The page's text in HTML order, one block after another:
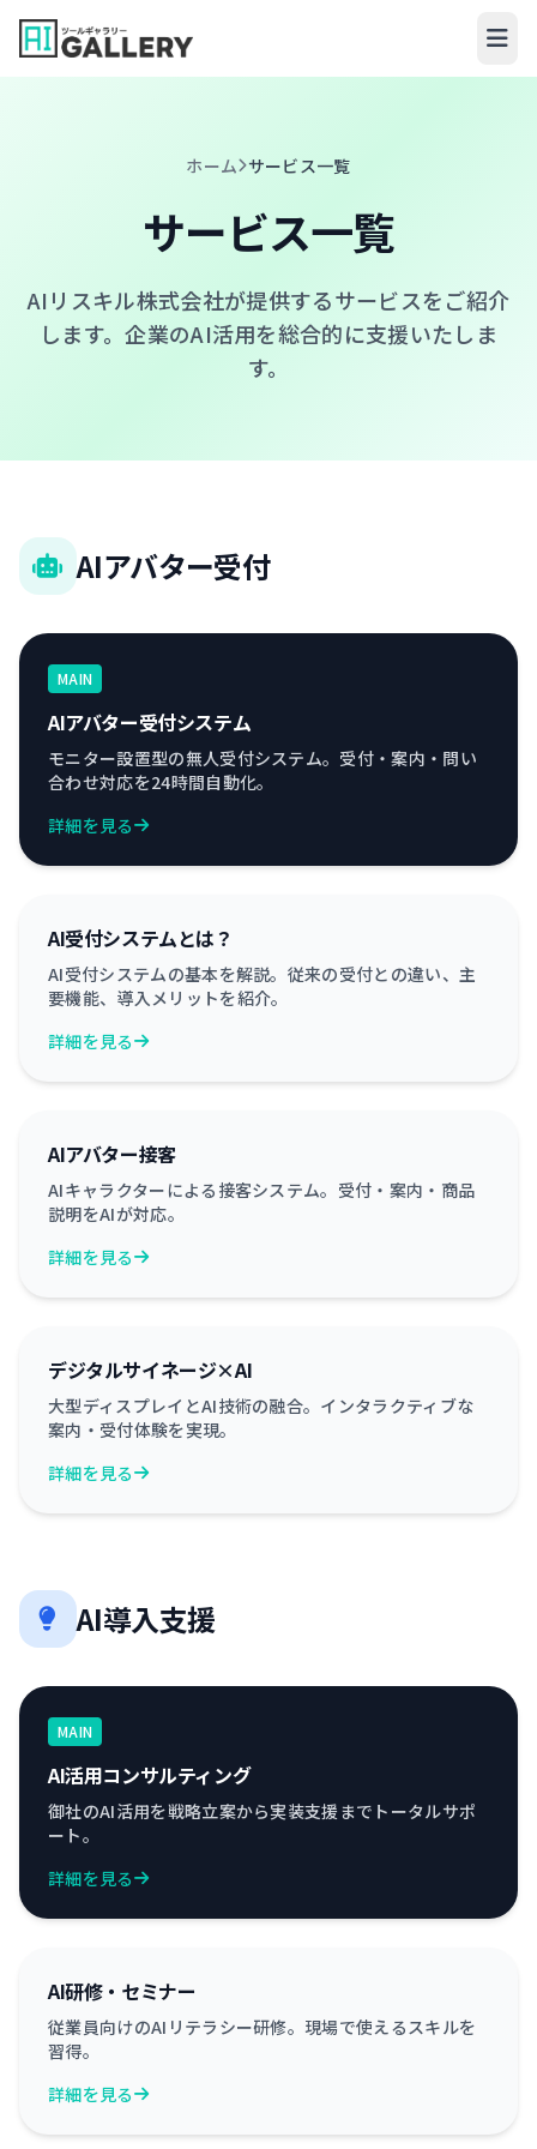
コンテンツへスキップ
ホーム サービス一覧
サービス一覧
AIリスキル株式会社が提供するサービスをご紹介
します。企業のAI活用を総合的に支援いたしま
す。
AIアバター受付
MAIN
AIアバター受付システム
モニター設置型の無人受付システム。受付・案内・問い
合わせ対応を24時間自動化。
詳細を見る
AI受付システムとは？
AI受付システムの基本を解説。従来の受付との違い、主
要機能、導入メリットを紹介。
詳細を見る
AIアバター接客
AIキャラクターによる接客システム。受付・案内・商品
説明をAIが対応。
詳細を見る
デジタルサイネージ×AI
大型ディスプレイとAI技術の融合。インタラクティブな
案内・受付体験を実現。
詳細を見る
AI導入支援
MAIN
AI活用コンサルティング
御社のAI活用を戦略立案から実装支援までトータルサポ
ート。
詳細を見る
AI研修・セミナー
従業員向けのAIリテラシー研修。現場で使えるスキルを
習得。
詳細を見る